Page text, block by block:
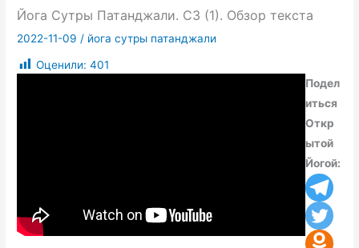
Йога Сутры Патанджали. СЗ (1). Обзор текста
2022-11-09 / йога сутры патанджали
Оценили: 401
Подел
иться
Откр
ытой
Йогой: